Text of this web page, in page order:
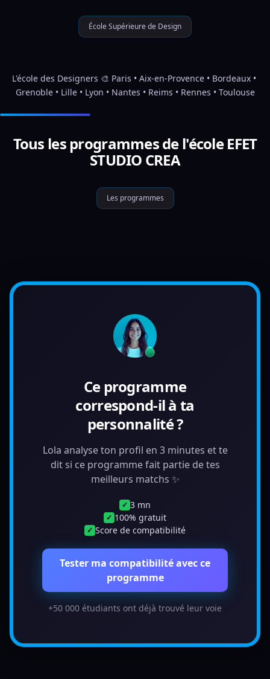
École Supérieure de Design
L'école des Designers 🎨 Paris • Aix-en-Provence • Bordeaux •
Grenoble • Lille • Lyon • Nantes • Reims • Rennes • Toulouse
Tous les programmes de l'école EFET
STUDIO CREA
Les programmes
Ce programme
correspond-il à ta
personnalité ?
Lola analyse ton profil en 3 minutes et te
dit si ce programme fait partie de tes
meilleurs matchs ✨
✓ 3 mn
✓ 100% gratuit
✓ Score de compatibilité
Tester ma compatibilité avec ce
programme
+50 000 étudiants ont déjà trouvé leur voie